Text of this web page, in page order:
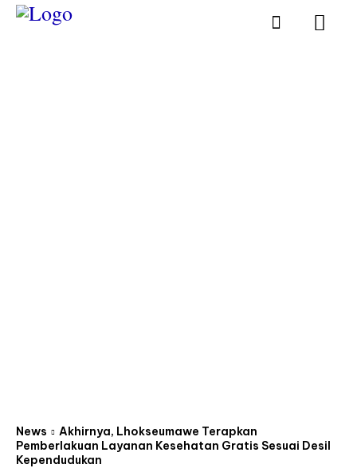
News
Akhirnya, Lhokseumawe Terapkan
Pemberlakuan Layanan Kesehatan Gratis Sesuai Desil
Kependudukan